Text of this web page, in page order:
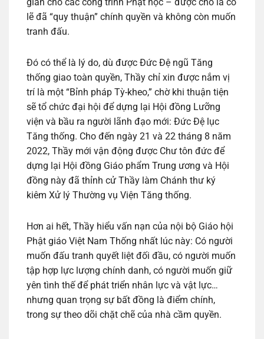
lẽ đã “quy thuận” chính quyền và không còn muốn
tranh đấu.
Đó có thể là lý do, dù được Đức Đệ ngũ Tăng
thống giao toàn quyền, Thầy chỉ xin được nắm vị
trí là một “Bỉnh pháp Tỳ-kheo,” chờ khi thuận tiện
sẽ tổ chức đại hội để dựng lại Hội đồng Lưỡng
viện và bầu ra người lãnh đạo mới: Đức Đệ lục
Tăng thống. Cho đến ngày 21 và 22 tháng 8 năm
2022, Thầy mới vận động được Chư tôn đức để
dựng lại Hội đồng Giáo phẩm Trung ương và Hội
đồng này đã thỉnh cử Thầy làm Chánh thư ký
kiêm Xử lý Thường vụ Viện Tăng thống.
Hơn ai hết, Thầy hiểu vấn nạn của nội bộ Giáo hội
Phật giáo Việt Nam Thống nhất lúc này: Có người
muốn đấu tranh quyết liệt đối đầu, có người muốn
tập hợp lực lượng chính danh, có người muốn giữ
yên tình thế để phát triển nhân lực và vật lực…
nhưng quan trọng sự bất đồng là điểm chính,
trong sự theo dõi chặt chẽ của nhà cầm quyền.